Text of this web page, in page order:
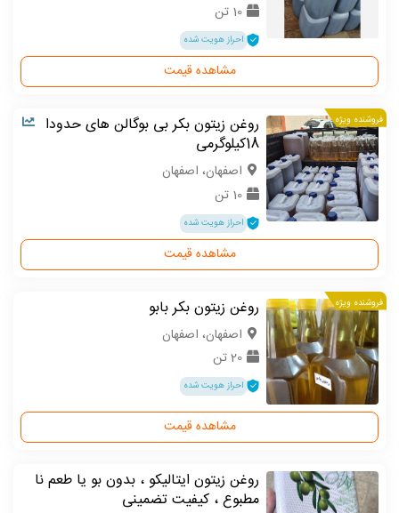
10 تن
احراز هویت شده
مشاهده قیمت
فروشنده ویژه
روغن زیتون بکر بی بوگالن های حدودا
18کیلوگرمی
اصفهان، اصفهان
10 تن
احراز هویت شده
مشاهده قیمت
فروشنده ویژه روغن زیتون بکر بابو
اصفهان، اصفهان
20 تن
احراز هویت شده
مشاهده قیمت
روغن زیتون ایتالیکو ، بدون بو یا طعم نا
مطبوع ، کیفیت تضمینی